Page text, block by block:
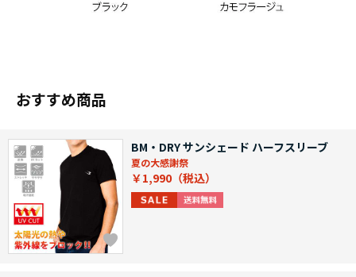
おすすめ商品
BM・DRY サンシェード ハーフスリーブ
夏の大感謝祭
￥1,990